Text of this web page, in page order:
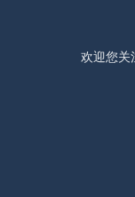
欢迎您关